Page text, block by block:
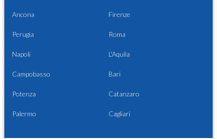
Ancona Firenze
Perugia Roma
Napoli L'Aquila
Campobasso Bari
Potenza Catanzaro
Palermo Cagliari